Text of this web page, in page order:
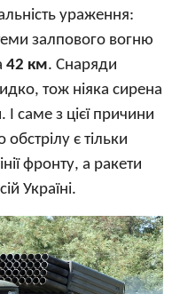
ураження:
залпового вогню
42 км. Снаряди
тож ніяка сирена
саме з цієї причини
є тільки
фронту, а ракети
Україні.